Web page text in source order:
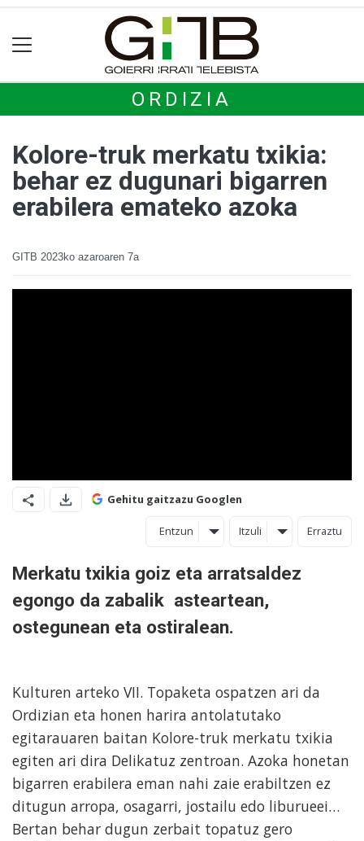
ORDIZIA
Kolore-truk merkatu txikia:
behar ez dugunari bigarren
erabilera emateko azoka
GITB 2023ko azaroaren 7a
Gehitu gaitzazu Googlen
Entzun Itzuli Erraztu
Merkatu txikia goiz eta arratsaldez
egongo da zabalik asteartean,
ostegunean eta ostiralean.
Kulturen arteko VII. Topaketa ospatzen ari da
Ordizian eta honen harira antolatutako
egitarauaren baitan Kolore-truk merkatu txikia
egiten ari dira Delikatuz zentroan. Azoka honetan
bigarren erabilera eman nahi zaie erabiltzen ez
ditugun arropa, osagarri, jostailu edo liburueei…
Bertan behar dugun zerbait topatuz gero